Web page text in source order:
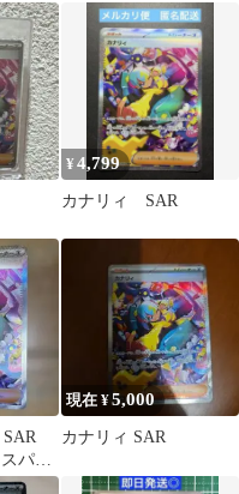
¥4,799
カナリィ SAR
パッ
ex キ
現在 ¥5,000
カナリィ SAR